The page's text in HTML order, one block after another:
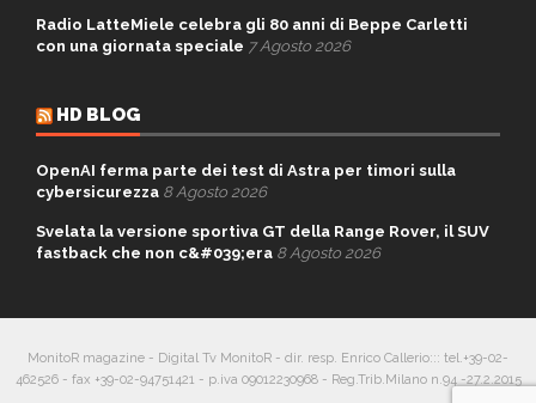
Radio LatteMiele celebra gli 80 anni di Beppe Carletti
con una giornata speciale 7 Agosto 2026
HD BLOG
OpenAI ferma parte dei test di Astra per timori sulla
cybersicurezza 8 Agosto 2026
Svelata la versione sportiva GT della Range Rover, il SUV
fastback che non c&#039;era 8 Agosto 2026
MonitoR magazine - Digital Tv MonitoR - dir. resp. Enrico Callerio::: tel.+39-02-
462526 - fax +39-02-94751421 - p.iva 09012230968 - Reg.Trib.Milano n.94 -27.2.2015